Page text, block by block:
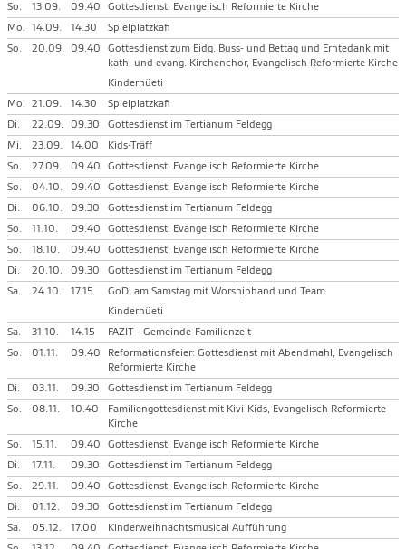
So.
13.09. 09.40
Gottesdienst, Evangelisch Reformierte Kirche
Mo.
14.09. 14.30
Spielplatzkafi
So.
20.09. 09.40
Gottesdienst zum Eidg. Buss- und Bettag und Erntedank mit
kath. und evang. Kirchenchor, Evangelisch Reformierte Kirche
Kinderhüeti
Mo.
21.09. 14.30
Spielplatzkafi
Di.
22.09. 09.30
Gottesdienst im Tertianum Feldegg
Mi.
23.09. 14.00
Kids-Träff
So.
27.09. 09.40
Gottesdienst, Evangelisch Reformierte Kirche
So.
04.10. 09.40
Gottesdienst, Evangelisch Reformierte Kirche
Di.
06.10. 09.30
Gottesdienst im Tertianum Feldegg
So.
11.10. 09.40
Gottesdienst, Evangelisch Reformierte Kirche
So.
18.10. 09.40
Gottesdienst, Evangelisch Reformierte Kirche
Di.
20.10. 09.30
Gottesdienst im Tertianum Feldegg
Sa.
24.10. 17.15
GoDi am Samstag mit Worshipband und Team
Kinderhüeti
Sa.
31.10. 14.15
FAZIT - Gemeinde-Familienzeit
So.
01.11. 09.40
Reformationsfeier: Gottesdienst mit Abendmahl, Evangelisch
Reformierte Kirche
Di.
03.11. 09.30
Gottesdienst im Tertianum Feldegg
So.
08.11. 10.40
Familiengottesdienst mit Kivi-Kids, Evangelisch Reformierte
Kirche
So.
15.11. 09.40
Gottesdienst, Evangelisch Reformierte Kirche
Di.
17.11. 09.30
Gottesdienst im Tertianum Feldegg
So.
29.11. 09.40
Gottesdienst, Evangelisch Reformierte Kirche
Di.
01.12. 09.30
Gottesdienst im Tertianum Feldegg
Sa.
05.12. 17.00
Kinderweihnachtsmusical Aufführung